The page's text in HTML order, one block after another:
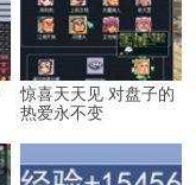
惊喜天天见 对盘子的
热爱永不变